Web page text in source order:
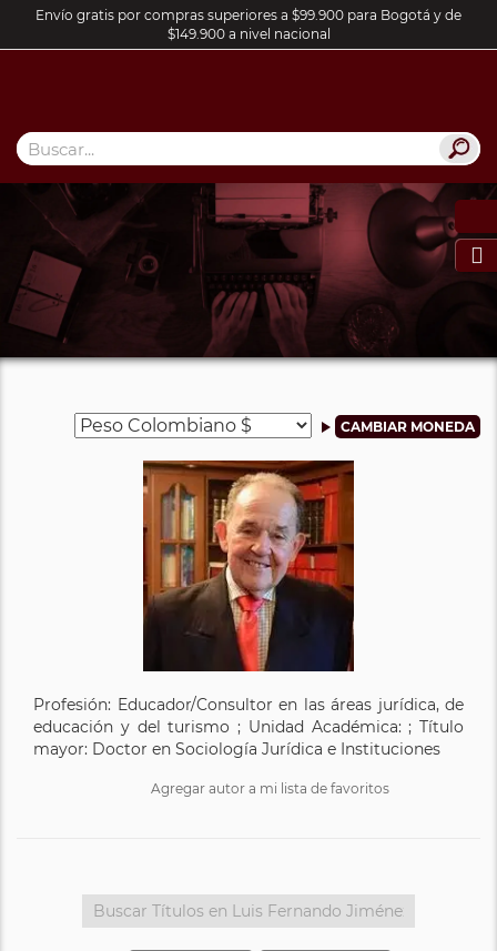
Envío gratis por compras superiores a $99.900 para Bogotá y de
$149.900 a nivel nacional

Profesión: Educador/Consultor en las áreas jurídica, de
educación y del turismo ; Unidad Académica: ; Título
mayor: Doctor en Sociología Jurídica e Instituciones
Agregar autor a mi lista de favoritos